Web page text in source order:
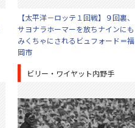
【太平洋－ロッテ１回戦】９回裏、
サヨナラホーマーを放ちナインにも
みくちゃにされるビュフォード＝福
岡市
ビリー・ワイヤット内野手